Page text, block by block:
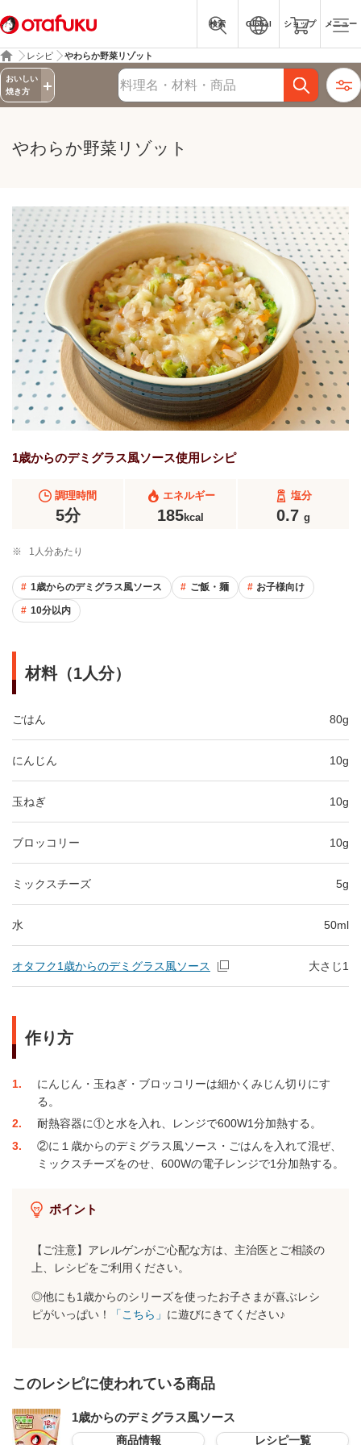
検索 Global ショップ メニュー
レシピ やわらか野菜リゾット
おいしい
焼き方
レシピ検索
やわらか野菜リゾット
1歳からのデミグラス風ソース使用レシピ
調理時間
5分
エネルギー
185kcal
塩分
0.7 g
※ 1人分あたり
1歳からのデミグラス風ソース ご飯・麺 お子様向け
10分以内
材料（1人分）
ごはん 80g
にんじん 10g
玉ねぎ 10g
ブロッコリー 10g
ミックスチーズ 5g
水 50ml
オタフク1歳からのデミグラス風ソース 大さじ1
作り方
1
にんじん・玉ねぎ・ブロッコリーは細かくみじん切りにす
る。
2
耐熱容器に①と水を入れ、レンジで600W1分加熱する。
3
②に１歳からのデミグラス風ソース・ごはんを入れて混ぜ、
ミックスチーズをのせ、600Wの電子レンジで1分加熱する。
ポイント
【ご注意】アレルゲンがご心配な方は、主治医とご相談の
上、レシピをご利用ください。
◎他にも1歳からのシリーズを使ったお子さまが喜ぶレシ
ピがいっぱい！
「こちら」 に遊びにきてください♪
このレシピに使われている商品
1歳からのデミグラス風ソース
商品情報 レシピ一覧